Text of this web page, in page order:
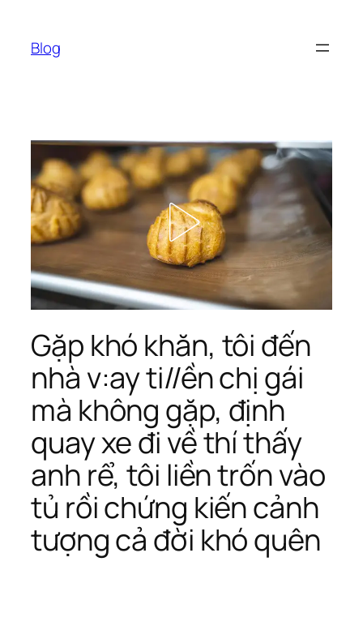
phầnBlog
Gặp khó khăn, tôi đến
nhà v:ay ti//ền chị gái
mà không gặp, định
quay xe đi về thí thấy
anh rể, tôi liền trốn vào
tủ rồi chứng kiến cảnh
tượng cả đời khó quên